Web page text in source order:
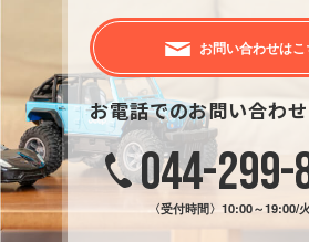
お問い合わせはこ
お電話でのお問い合わせ
044-299-
〈受付時間〉 10:00～19:00/